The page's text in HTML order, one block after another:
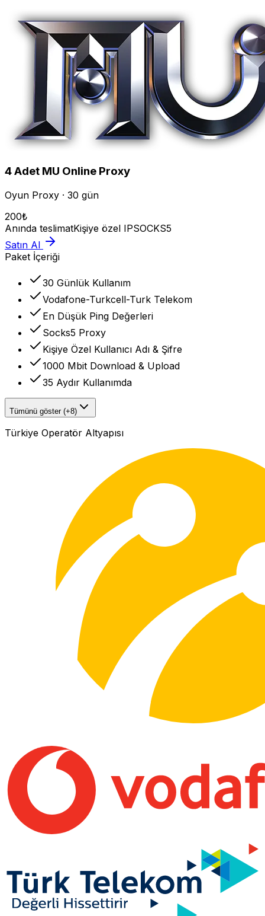
4Adet MU Online Proxy
Oyun Proxy · 30 gün
200₺
Anında teslimatKişiye özel IPSOCKS5
Satın Al
Paket İçeriği
30 Günlük Kullanım
Vodafone-Turkcell-Turk Telekom
En Düşük Ping Değerleri
Socks5 Proxy
Kişiye Özel Kullanıcı Adı & Şifre
1000 Mbit Download & Upload
35 Aydır Kullanımda
Tümünü göster (+8)
Türkiye Operatör Altyapısı